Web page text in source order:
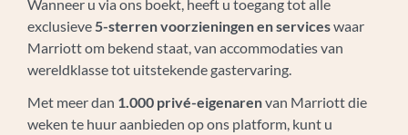
Wanneer u via ons boekt, heeft u toegang tot alle
exclusieve5-sterren voorzieningen en serviceswaar
Marriott om bekend staat, van accommodaties van
wereldklasse tot uitstekende gastervaring.
Met meer dan 1.000 privé-eigenarenvan Marriott die
weken te huur aanbieden op ons platform, kunt u